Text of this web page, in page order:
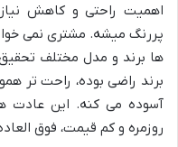
اهمیت راحتی و کاهش
پررنگ میشه. مشتری نمی
ها برند و مدل مختلف
برند راضی بوده، راحت تر
آسوده می کنه. این عادت
روزمره و کم قیمت، فوق